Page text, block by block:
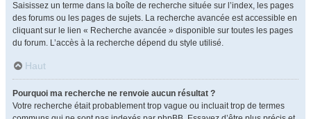
Saisissez un terme dans la boîte de recherche située sur l’index, les pages
des forums ou les pages de sujets. La recherche avancée est accessible en
cliquant sur le lien « Recherche avancée » disponible sur toutes les pages
du forum. L’accès à la recherche dépend du style utilisé.
Haut
Pourquoi ma recherche ne renvoie aucun résultat ?
Votre recherche était probablement trop vague ou incluait trop de termes